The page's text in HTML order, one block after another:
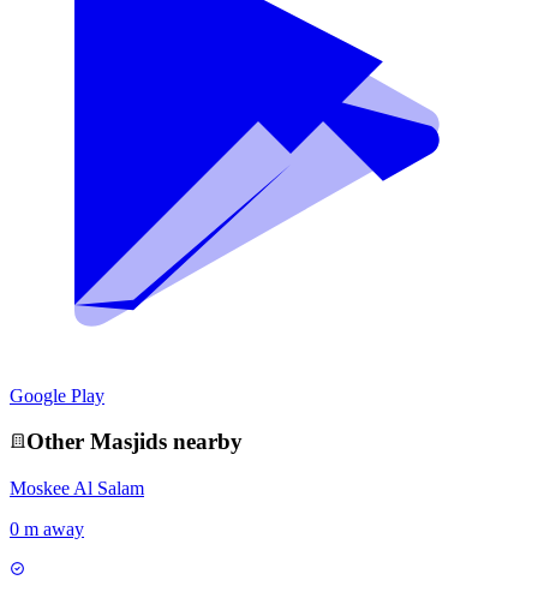
Google Play
Other Masjids nearby
Moskee Al Salam
0 m away